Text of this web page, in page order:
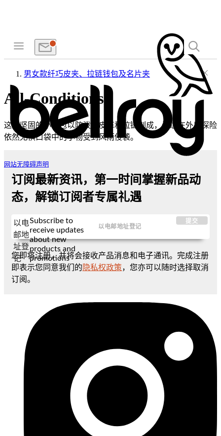
网站无障碍声明
男女款纤巧皮夹、拉链钱包及名片夹
All-Conditions
这些坚固的小物包以防泼水皮革和拉链制成，让您在外出探险
依然无惧口袋中的小物受到风雨侵袭。
订阅最新资讯，第一时间掌握新品动
态，解锁订阅者专属礼遇
以电
邮地
址登
记
Subscribe to
receive updates
about new
products and
promotions
提交
您即将注册，并将会接收产品消息和电子通讯。完成注册
即表示您同意我们的 隐私权政策，您亦可以随时选择取消
订阅。